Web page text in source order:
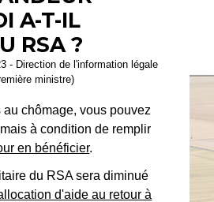
A-T-IL
RSA ?
- Direction de l'information légale
ministre)
au chômage, vous pouvez
à condition de remplir
en bénéficier.
du RSA sera diminué
d'aide au retour à